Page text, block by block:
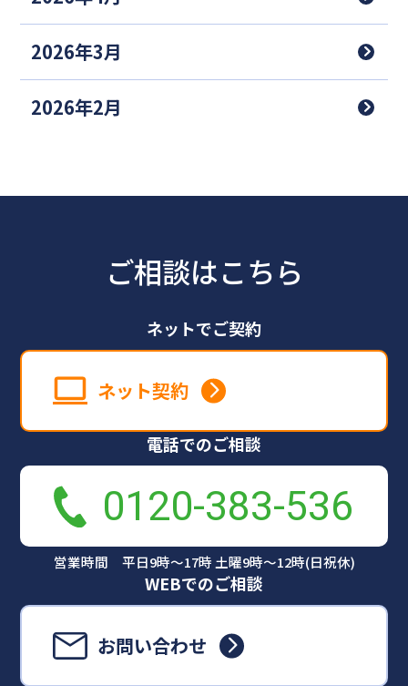
2026年3月
2026年2月
ご相談はこちら
ネットでご契約
ネット契約
電話でのご相談
0120-383-536
営業時間 平日9時～17時 土曜9時～12時(日祝休)
WEBでのご相談
お問い合わせ